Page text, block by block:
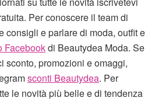
Per conoscere il team di
consigli e parlare di moda, outfit e
Facebookdi Beautydea Moda. Se
sconto, promozioni e omaggi,
sconti Beautydea. Per
le novità più belle e di tendenza